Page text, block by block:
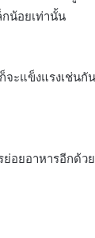
น้อยเท่านั้น
ะแข็งแรงเช่น
ยอาหารอีกด้ว